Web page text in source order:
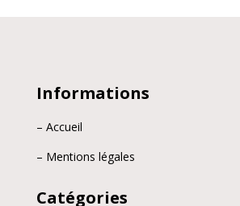
Informations
– Accueil
– Mentions légales
Catégories